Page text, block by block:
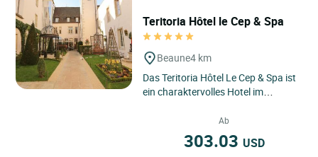
Teritoria Hôtel le Cep & Spa
Beaune4 km
Das Teritoria Hôtel Le Cep & Spa ist
ein charaktervolles Hotel im
in der Region Bourgogne–Franche-
Ab
303.03 USD